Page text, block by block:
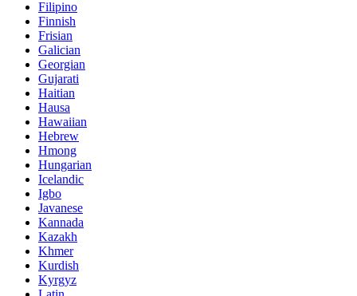
Filipino
Finnish
Frisian
Galician
Georgian
Gujarati
Haitian
Hausa
Hawaiian
Hebrew
Hmong
Hungarian
Icelandic
Igbo
Javanese
Kannada
Kazakh
Khmer
Kurdish
Kyrgyz